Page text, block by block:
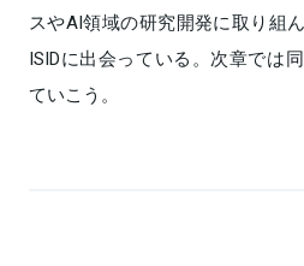
スやAI領域の研究開発に取り組
ISIDに出会っている。次章では
ていこう。